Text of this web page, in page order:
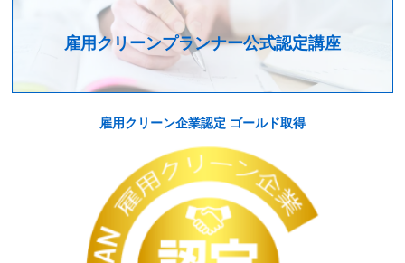
雇用クリーンプランナー公式認定講座
雇用クリーン企業認定 ゴールド取得